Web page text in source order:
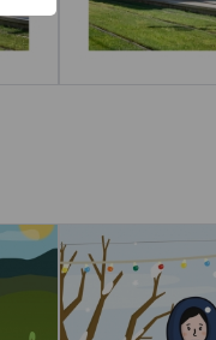
Leer más
La Plaza Roja